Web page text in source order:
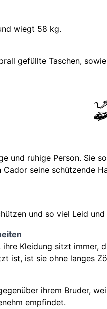
wiegt 58 kg.
gefüllte Taschen,
und ruhige Person. Sie
seine schützende
und so viel Leid
ihre Kleidung sitzt
ist, ist sie ohne langes
ihrem Bruder,
empfindet.